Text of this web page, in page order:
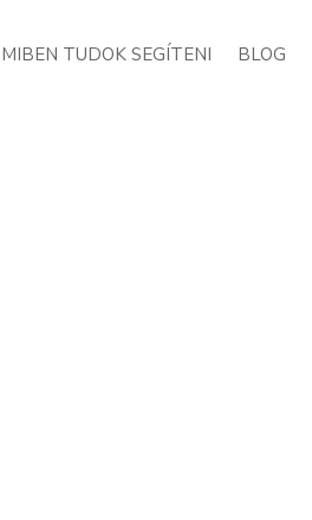
MIBEN TUDOK SEGÍTENI BLOG